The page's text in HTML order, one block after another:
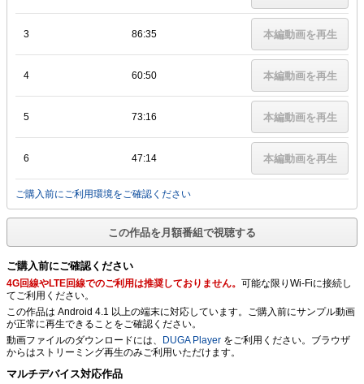
3 86:35 本編動画を再生
4 60:50 本編動画を再生
5 73:16 本編動画を再生
6 47:14 本編動画を再生
ご購入前にご利用環境をご確認ください
この作品を月額番組で視聴する
ご購入前にご確認ください
4G回線やLTE回線でのご利用は推奨しておりません。 可能な限りWi-Fiに接続し
てご利用ください。
この作品は Android 4.1 以上の端末に対応しています。ご購入前にサンプル動画
が正常に再生できることをご確認ください。
動画ファイルのダウンロードには、 DUGA Player をご利用ください。ブラウザ
からはストリーミング再生のみご利用いただけます。
マルチデバイス対応作品